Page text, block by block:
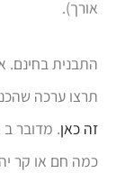
אורך).
התבנית בחינם.
תרצו ערכה
זה כאן
כמה חם או קר